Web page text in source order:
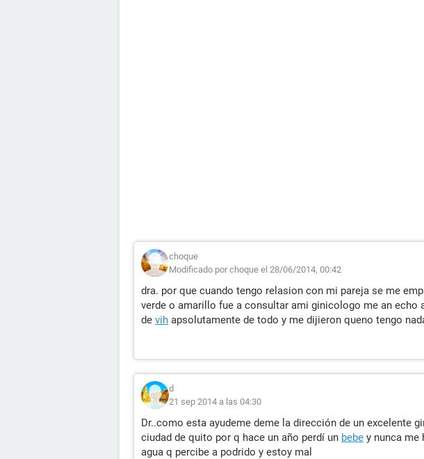
choque
Modificado por choque el 28/06/2014, 00:42
dra. por que cuando tengo relasion con mi pareja se me
verde o amarillo fue a consultar ami ginicologo me an echo
de vih apsolutamente de todo y me dijieron queno tengo
d
21 sep 2014 a las 04:30
Dr..como esta ayudeme deme la dirección de un excelente
ciudad de quito por q hace un año perdí un bebe y nunca me
agua q percibe a podrido y estoy mal